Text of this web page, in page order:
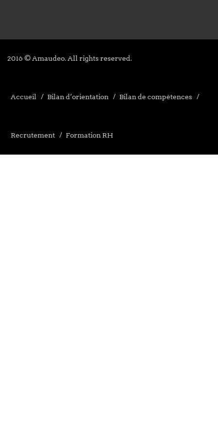
2016 © Amaudeo. All rights reserved.
Accueil Bilan d’orientation Bilan de compétences
Recrutement Formation RH